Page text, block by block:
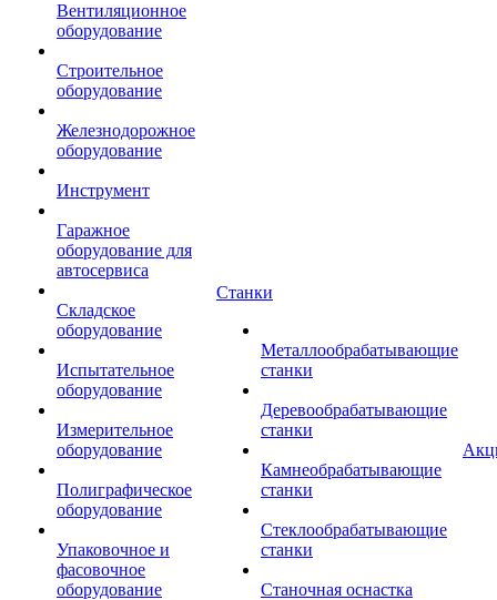
Вентиляционное
оборудование
Строительное
оборудование
Железнодорожное
оборудование
Инструмент
Гаражное
оборудование для
автосервиса
Складское
оборудование
Испытательное
оборудование
Измерительное
оборудование
Полиграфическое
оборудование
Упаковочное и
фасовочное
оборудование
Станки
Металлообрабатывающие
станки
Деревообрабатывающие
станки
Камнеобрабатывающие
станки
Стеклообрабатывающие
станки
Станочная оснастка